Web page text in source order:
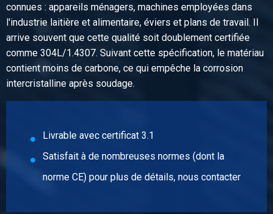
N° d'article
2410-0026-12
Description
Inox blanc hex 304/304L 12 ca 3 mtr ajustement h11
Poids des pièces en kg
Prix brut
N° d'article
2410-0026-13
Description
connues : appareils ménagers, machines employées dans
l'industrie laitière et alimentaire, éviers et plans de travail. Il
arrive souvent que cette qualité soit doublement certifiée
comme 304L/1.4307. Suivant cette spécification, le matériau
contient moins de carbone, ce qui empêche la corrosion
intercristalline après soudage.
Livrable avec certificat 3.1
Satisfait à de nombreuses normes (dont la
norme CE) pour plus de détails, nous contacter